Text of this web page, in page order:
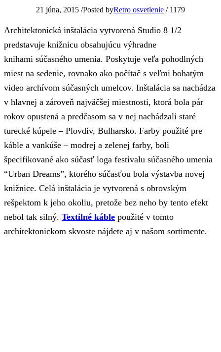
21 júna, 2015 /Posted byRetro osvetlenie / 1179
Architektonická inštalácia vytvorená Studio 8 1/2
predstavuje knižnicu obsahujúcu výhradne
knihami súčasného umenia. Poskytuje veľa pohodlných
miest na sedenie, rovnako ako počítač s veľmi bohatým
video archívom súčasných umelcov. Inštalácia sa nachádza
v hlavnej a zároveň najväčšej miestnosti, ktorá bola pár
rokov opustená a predčasom sa v nej nachádzali staré
turecké kúpele – Plovdiv, Bulharsko. Farby použité pre
káble a vankúše – modrej a zelenej farby, boli
špecifikované ako súčasť loga festivalu súčasného umenia
“Urban Dreams”, ktorého súčasťou bola výstavba novej
knižnice. Celá inštalácia je vytvorená s obrovským
rešpektom k jeho okoliu, pretože bez neho by tento efekt
nebol tak silný. Textilné káble použité v tomto
architektonickom skvoste nájdete aj v našom sortimente.